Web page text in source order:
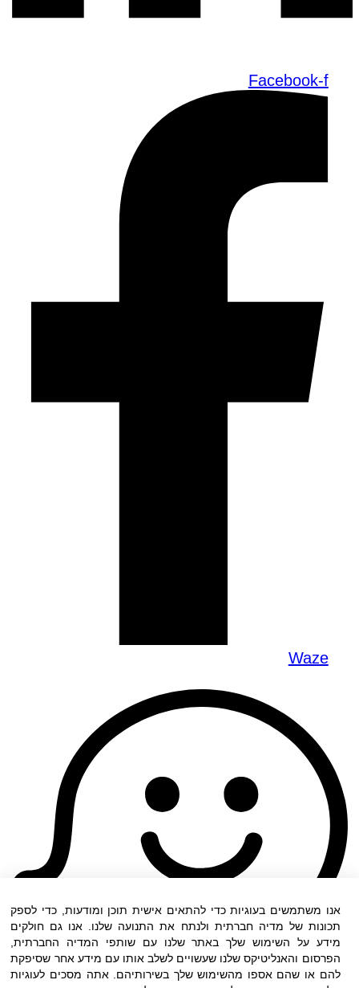
Facebook-f
Waze
אנו משתמשים בעוגיות כדי להתאים אישית תוכן ומודעות, כדי לספק
תכונות של מדיה חברתית ולנתח את התנועה שלנו. אנו גם חולקים
מידע על השימוש שלך באתר שלנו עם שותפי המדיה החברתית,
הפרסום והאנליטיקס שלנו שעשויים לשלב אותו עם מידע אחר שסיפקת
להם או שהם אספו מהשימוש שלך בשירותיהם. אתה מסכים לעוגיות